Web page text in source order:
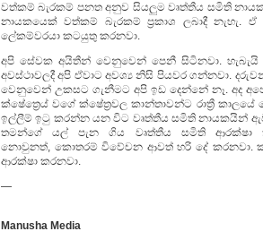
වත්කම් බැරකම් පනත අනුව සියලුම වෘත්තීය සමිති
නායකයෙක් වත්කම් බැරකම් ප්‍රකාශ ලබාදී නැහැ.
ලේකම්වරයා කටයුතු කරනවා.
අපි සේවක අයිතීන් වෙනුවෙන් පෙනී සිටිනවා.
අවස්ථාවලදී අපි ඒවාට අවශ්‍ය නිසි පියවර ගන්නවා.
වෙනුවෙන් උකසට ගැනීමට අපි ඉඩ දෙන්නේ නෑ. අද
ක්ෂේත්‍රෙය් වගේ ක්ෂේත්‍රවල කාන්තාවන්ට රාත්‍රී
ඉල්ලීම් ඉටු කරන්න යන විට වෘත්තීය සමිති නායකයින්
තමන්ගේ යල් පැන ගිය වෘත්තීය සමිති ආරක්ෂා
නොවුනත්, කොතරම් විවේචන ආවත් හරි දේ කරනවා.
ආරක්ෂා කරනවා.
—
Manusha Media